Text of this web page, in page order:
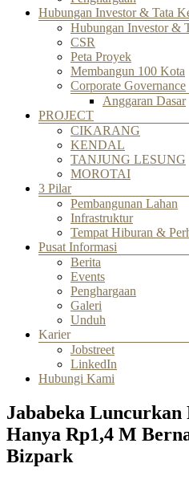
Hubungan Investor & Tata
Hubungan Investor &
CSR
Peta Proyek
Membangun 100 Kota
Corporate Governance
Anggaran Dasar
PROJECT
CIKARANG
KENDAL
TANJUNG LESUNG
MOROTAI
3 Pilar
Pembangunan Lahan
Infrastruktur
Tempat Hiburan &
Pusat Informasi
Berita
Events
Penghargaan
Galeri
Unduh
Karier
Jobstreet
LinkedIn
Hubungi Kami
Jababeka
Hanya Rp1,4 M
Bizpark